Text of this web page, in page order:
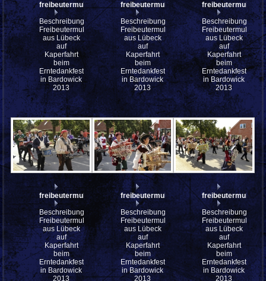
freibeutermukke_mfw13__030838
Beschreibung:
Freibeutermukke
aus Lübeck
auf
Kaperfahrt
beim
Erntedankfest
in Bardowick
2013
freibeutermukke_mfw13__030837
Beschreibung:
Freibeutermukke
aus Lübeck
auf
Kaperfahrt
beim
Erntedankfest
in Bardowick
2013
Beschreibung:
Freibeutermukke
aus Lübeck
auf
Kaperfahrt
beim
Erntedankfest
in Bardowick
2013
freibeutermukke_mfw13__030833
Beschreibung:
Freibeutermukke
aus Lübeck
auf
Kaperfahrt
beim
Erntedankfest
in Bardowick
2013
freibeutermukke_mfw13__030832
Beschreibung:
Freibeutermukke
aus Lübeck
auf
Kaperfahrt
beim
Erntedankfest
in Bardowick
2013
Beschreibung:
Freibeutermukke
aus Lübeck
auf
Kaperfahrt
beim
Erntedankfest
in Bardowick
2013